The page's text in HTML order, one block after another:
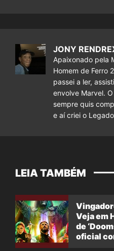
JONY
Apaixonado pela
Homem de Ferro
passei a ler,
envolve Marvel.
sempre quis
e aí criei o
LEIA TAMBÉM
Veja em
de
oficial